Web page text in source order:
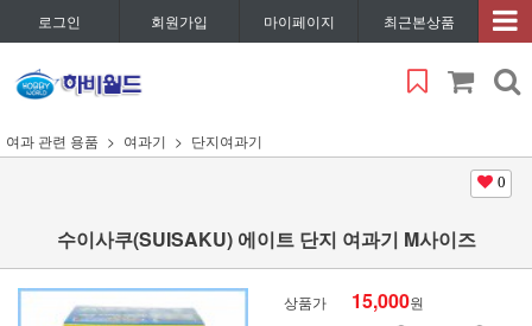
로그인 회원가입 마이페이지 최근본상품
여과 관련 용품 여과기 단지여과기
0
수이사쿠(SUISAKU) 에이트 단지 여과기 M사이즈
상품가 15,000원